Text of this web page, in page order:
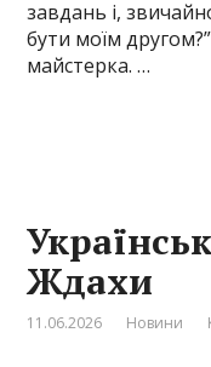
завдань і,
бути моїм
майстерка. …
Ждахи
11.06.2026 Новини